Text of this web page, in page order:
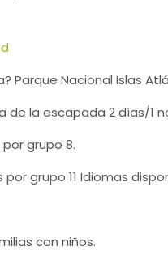
Parque Nacional Islas
de la escapada 2 días/1
grupo 8.
grupo 11 Idiomas
con niños.